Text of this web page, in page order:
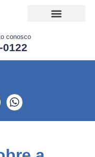
conosco
0122